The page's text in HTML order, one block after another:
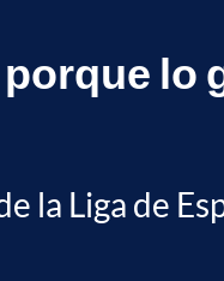
lo
la Liga de